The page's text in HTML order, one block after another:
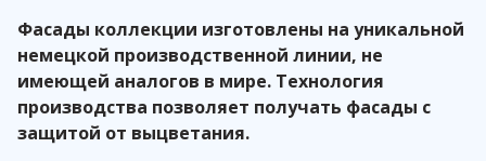
Фасады коллекции изготовлены на уникальной
немецкой производственной линии, не
имеющей аналогов в мире. Технология
производства позволяет получать фасады с
защитой от выцветания.